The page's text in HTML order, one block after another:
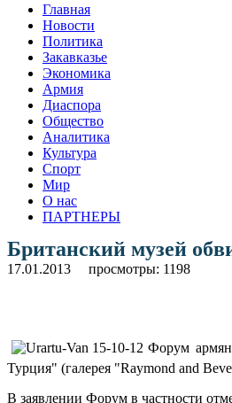
Главная
Новости
Политика
Закавказье
Экономика
Армия
Диаспора
Общество
Аналитика
Культура
Спорт
Мир
О нас
ПАРТНЕРЫ
Британский музей
17.01.2013 просмотры: 1198
Форум
Турция" (галерея "Raymond and
В заявлении Форум в частности